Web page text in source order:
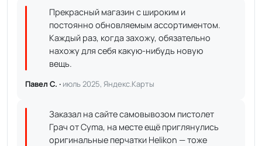
Прекрасный магазин с широким и
постоянно обновляемым ассортиментом.
Каждый раз, когда захожу, обязательно
нахожу для себя какую-нибудь новую
вещь.
Павел С. · июль 2025, Яндекс.Карты
Заказал на сайте самовывозом пистолет
Грач от Cyma, на месте ещё приглянулись
оригинальные перчатки Helikon — тоже